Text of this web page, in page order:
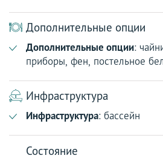
Дополнительные опции
Дополнительные опции:
приборы, фен, постельное
Инфраструктура
Инфраструктура: бассейн
Состояние